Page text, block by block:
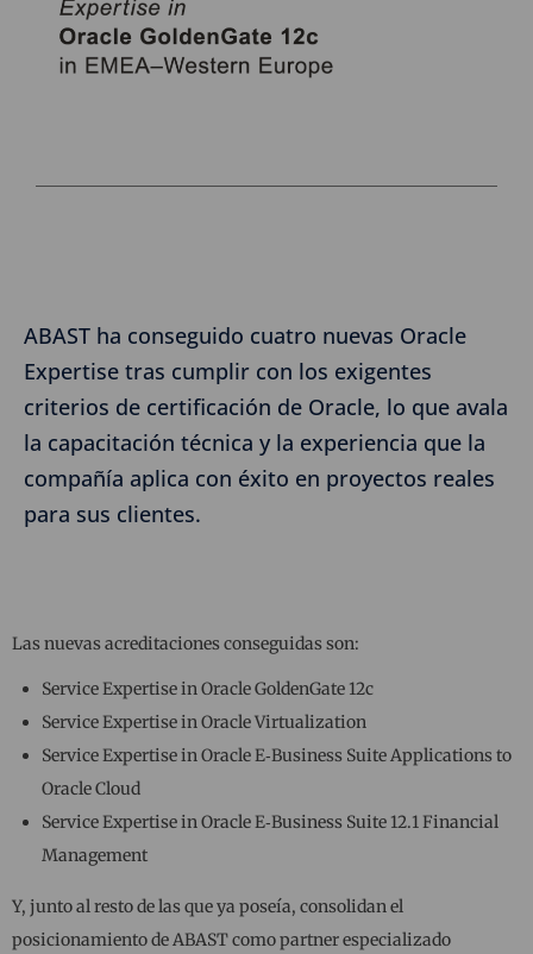
ABAST ha conseguido cuatro nuevas Oracle
Expertise tras cumplir con los exigentes
criterios de certificación de Oracle, lo que avala
la capacitación técnica y la experiencia que la
compañía aplica con éxito en proyectos reales
para sus clientes.
Las nuevas acreditaciones conseguidas son:
Service Expertise in Oracle GoldenGate 12c
Service Expertise in Oracle Virtualization
Service Expertise in Oracle E‑Business Suite Applications to
Oracle Cloud
Service Expertise in Oracle E‑Business Suite 12.1 Financial
Management
Y, junto al resto de las que ya poseía, consolidan el
posicionamiento de ABAST como partner especializado